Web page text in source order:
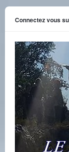
Connectez vous